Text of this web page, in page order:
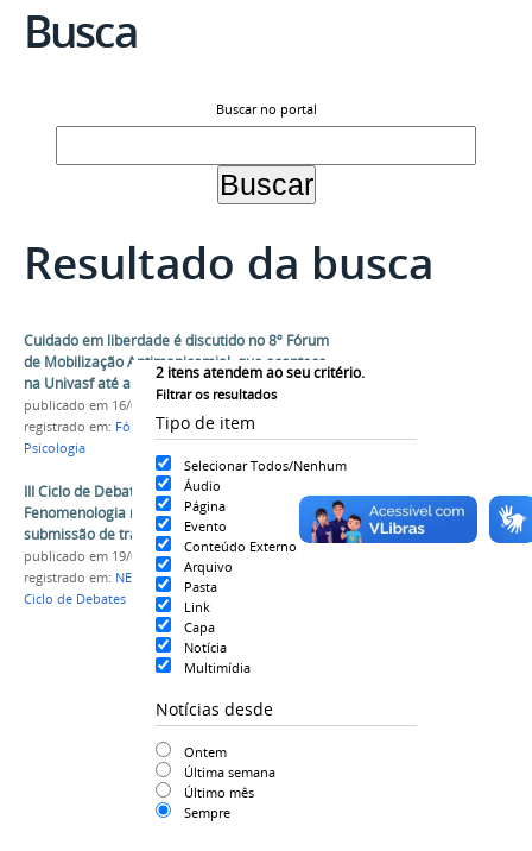
Busca
Buscar no portal
Resultado da busca
2 itens atendem ao seu critério.
Filtrar os resultados
Tipo de item
Selecionar Todos/Nenhum
Áudio
Página
Evento
Conteúdo Externo
Arquivo
Pasta
Link
Capa
Notícia
Multimídia
Notícias desde
Ontem
Última semana
Último mês
Sempre
Cuidado em liberdade é discutido no 8º Fórum
de Mobilização Antimanicomial, que acontece
na Univasf até amanhã (17)
publicado em 16/05/2018
registrado em: Fórum Antimanicomial
Psicologia
III Ciclo de Debates sobre Pesquisa e
Fenomenologia reabre período de inscrições e
submissão de trabalhos
publicado em 19/08/2020
registrado em: NEPFEE,Núcleo de Estudos
Ciclo de Debates